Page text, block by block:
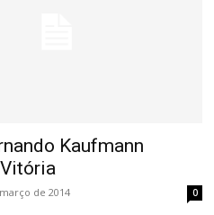
Kaufmann
de 2014 0